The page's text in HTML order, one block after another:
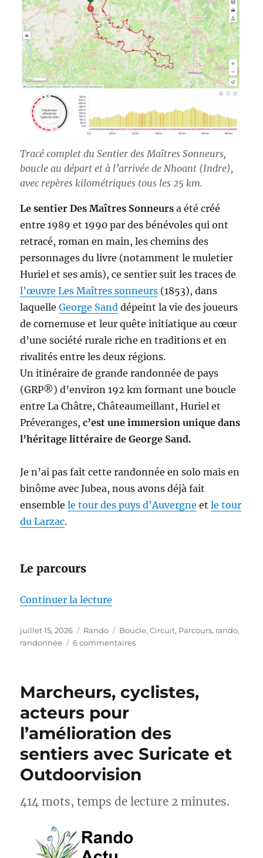
Tracé complet du Sentier des Maîtres Sonneurs,
boucle au départ et à l’arrivée de Nhoant (Indre),
avec repères kilométriques tous les 25 km.
Le sentier Des Maîtres Sonneurs a été créé
entre 1989 et 1990 par des bénévoles qui ont
retracé, roman en main, les chemins des
personnages du livre (notamment le muletier
Huriel et ses amis), ce sentier suit les traces de
l’œuvre Les Maîtres sonneurs (1853), dans
laquelleGeorge Sand dépeint la vie des joueurs
de cornemuse et leur quête initiatique au cœur
d’une société rurale riche en traditions et en
rivalités entre les deux régions.
Un itinéraire de grande randonnée de pays
(GRP®) d’environ 192 km formant une boucle
entre La Châtre, Châteaumeillant, Huriel et
Préveranges,c’est une immersion unique dans
l’héritage littéraire de George Sand.
Je n’ai pas fait cette randonnée en solo mais en
binôme avec Jubea, nous avons déjà fait
ensemblele tour des puys d’Auvergne etle tour
du Larzac.
Le parcours
Continuer la lecture
Publié
le
juillet 15, 2026 Catégories
Rando Étiquettes
Boucle,Circuit, Parcours, rando,
randonnée
6 commentairessur
sur
des
Maîtres
Sonneurs
Marcheurs, cyclistes,
acteurs pour
l’amélioration des
sentiers avec Suricate et
Outdoorvision
414 mots, temps de lecture 2 minutes.